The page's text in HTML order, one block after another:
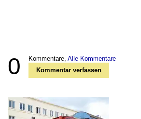
0 Kommentare, Alle Kommentare
Kommentar verfassen